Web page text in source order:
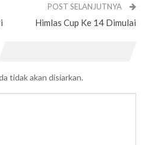
POST SELANJUTNYA
Himlas Cup Ke 14 Dimulai
tidak akan disiarkan.